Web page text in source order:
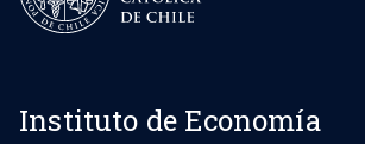
Instituto de Economía